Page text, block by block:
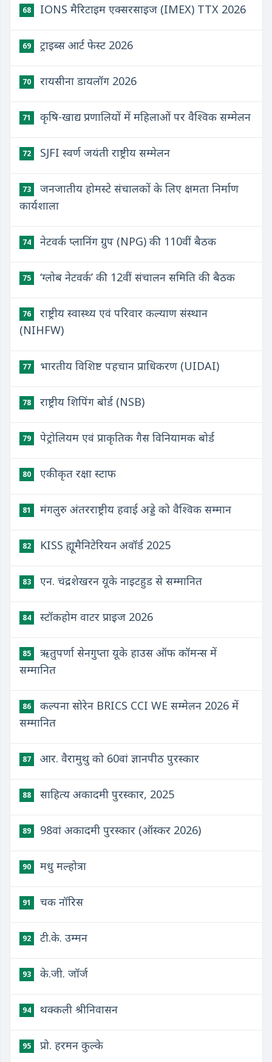
68 IONS मैरिटाइम एक्सरसाइज (IMEX) TTX 2026
69 ट्राइब्स आर्ट फेस्ट 2026
70 रायसीना डायलॉग 2026
71 कृषि-खाद्य प्रणालियों में महिलाओं पर वैश्विक सम्मेलन
72 SJFI स्वर्ण जयंती राष्ट्रीय सम्मेलन
73
जनजातीय होमस्टे संचालकों के लिए क्षमता निर्माण
कार्यशाला
74 नेटवर्क प्लानिंग ग्रुप (NPG) की 110वीं बैठक
75 ‘ग्लोब नेटवर्क’ की 12वीं संचालन समिति की बैठक
76
राष्ट्रीय स्वास्थ्य एवं परिवार कल्याण संस्थान
(NIHFW)
77 भारतीय विशिष्ट पहचान प्राधिकरण (UIDAI)
78 राष्ट्रीय शिपिंग बोर्ड (NSB)
79 पेट्रोलियम एवं प्राकृतिक गैस विनियामक बोर्ड
80 एकीकृत रक्षा स्टाफ
81 मंगलुरु अंतरराष्ट्रीय हवाई अड्डे को वैश्विक सम्मान
82 KISS ह्यूमैनिटेरियन अवॉर्ड 2025
83 एन. चंद्रशेखरन यूके नाइटहुड से सम्मानित
84 स्टॉकहोम वाटर प्राइज 2026
85
ऋतुपर्णा सेनगुप्ता यूके हाउस ऑफ कॉमन्स में
सम्मानित
86
कल्पना सोरेन BRICS CCI WE सम्मेलन 2026 में
सम्मानित
87 आर. वैरामुथु को 60वां ज्ञानपीठ पुरस्कार
88 साहित्य अकादमी पुरस्कार, 2025
89 98वां अकादमी पुरस्कार (ऑस्कर 2026)
90 मधु मल्होत्रा
91 चक नॉरिस
92 टी.के. उम्मन
93 के.जी. जॉर्ज
94 थक्कली श्रीनिवासन
95 प्रो. हरमन कुल्के